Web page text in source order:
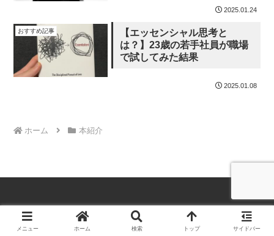
2025.01.24
おすすめ記事
【エッセンシャル思考と
は？】23歳の若手社員が職場
で試してみた結果
2025.01.08
ホーム 本紹介
© 2024 Gakuの発信.
メニュー ホーム 検索 トップ サイドバー